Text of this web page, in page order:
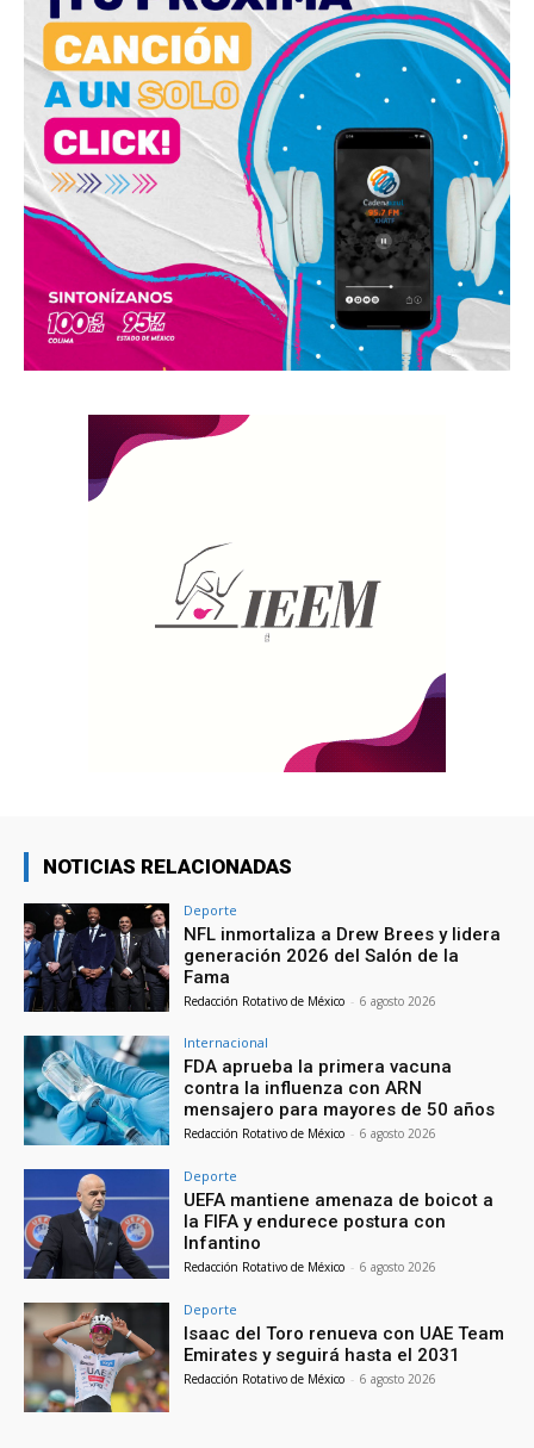
NOTICIAS RELACIONADAS
Deporte
NFL inmortaliza a Drew Brees y lidera
generación 2026 del Salón de la
Fama
Redacción Rotativo de México - 6 agosto 2026
Internacional
FDA aprueba la primera vacuna
contra la influenza con ARN
mensajero para mayores de 50 años
Redacción Rotativo de México - 6 agosto 2026
Deporte
UEFA mantiene amenaza de boicot a
la FIFA y endurece postura con
Infantino
Redacción Rotativo de México - 6 agosto 2026
Deporte
Isaac del Toro renueva con UAE Team
Emirates y seguirá hasta el 2031
Redacción Rotativo de México - 6 agosto 2026